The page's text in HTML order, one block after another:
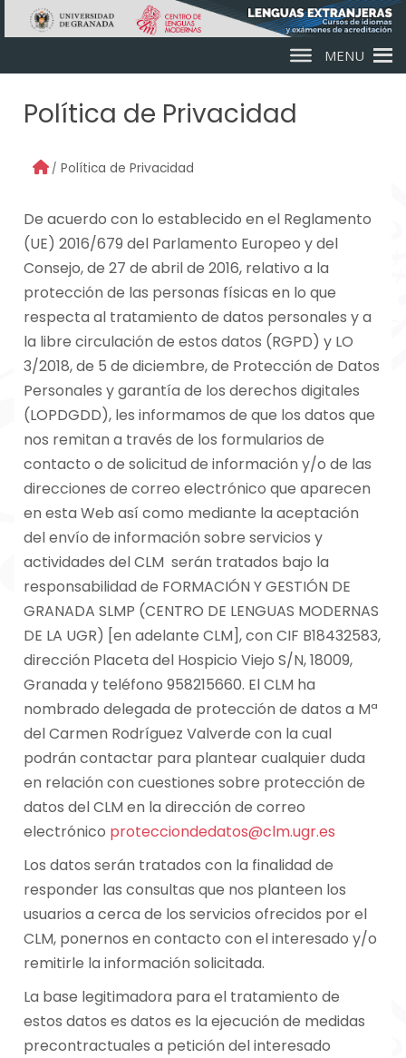
Skip to main content
MENU
Política de Privacidad
Política de Privacidad
De acuerdo con lo establecido en el Reglamento
(UE) 2016/679 del Parlamento Europeo y del
Consejo, de 27 de abril de 2016, relativo a la
protección de las personas físicas en lo que
respecta al tratamiento de datos personales y a
la libre circulación de estos datos (RGPD) y LO
3/2018, de 5 de diciembre, de Protección de Datos
Personales y garantía de los derechos digitales
(LOPDGDD), les informamos de que los datos que
nos remitan a través de los formularios de
contacto o de solicitud de información y/o de las
direcciones de correo electrónico que aparecen
en esta Web así como mediante la aceptación
del envío de información sobre servicios y
actividades del CLM serán tratados bajo la
responsabilidad de FORMACIÓN Y GESTIÓN DE
GRANADA SLMP (CENTRO DE LENGUAS MODERNAS
DE LA UGR) [en adelante CLM], con CIF B18432583,
dirección Placeta del Hospicio Viejo S/N, 18009,
Granada y teléfono 958215660. El CLM ha
nombrado delegada de protección de datos a Mª
del Carmen Rodríguez Valverde con la cual
podrán contactar para plantear cualquier duda
en relación con cuestiones sobre protección de
datos del CLM en la dirección de correo
electrónico protecciondedatos@clm.ugr.es
Los datos serán tratados con la finalidad de
responder las consultas que nos planteen los
usuarios a cerca de los servicios ofrecidos por el
CLM, ponernos en contacto con el interesado y/o
remitirle la información solicitada.
La base legitimadora para el tratamiento de
estos datos es datos es la ejecución de medidas
precontractuales a petición del interesado